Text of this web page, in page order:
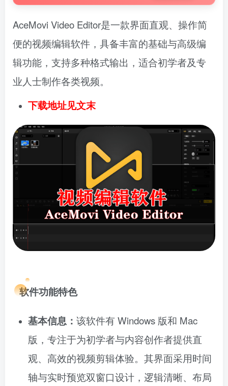
AceMovi Video Editor是一款界面直观、操作简
便的视频编辑软件，具备丰富的基础与高级编
辑功能，支持多种格式输出，适合初学者及专
业人士制作各类视频。
下载地址见文末
软件功能特色
基本信息： 该软件有 Windows 版和 Mac
版，专注于为初学者与内容创作者提供直
观、高效的视频剪辑体验。其界面采用时间
轴与实时预览双窗口设计，逻辑清晰、布局